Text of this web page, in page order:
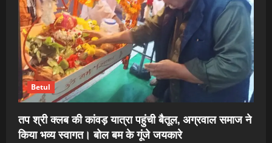
Betul
तप श्री क्लब की कांवड़ यात्रा पहुंची बैतूल, अग्रवाल समाज ने
किया भव्य स्वागत। बोल बम के गूंजे जयकारे